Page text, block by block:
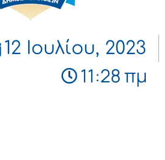
12 Ιουλίου, 2023
11:28 πμ